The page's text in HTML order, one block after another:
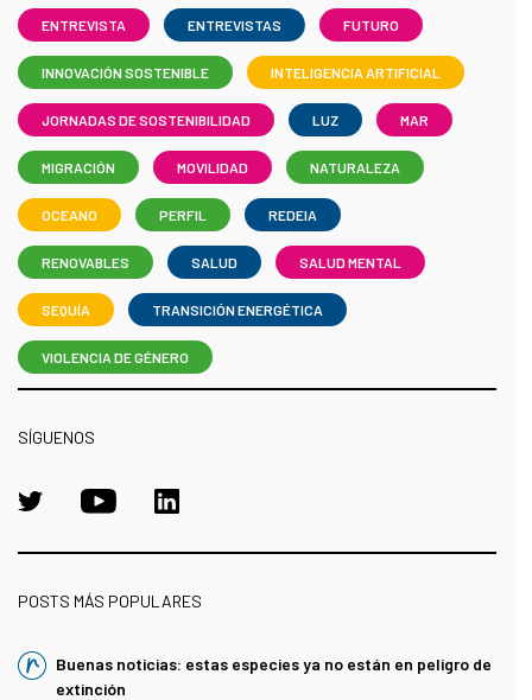
ENTREVISTA ENTREVISTAS FUTURO
INNOVACIÓN SOSTENIBLE INTELIGENCIA ARTIFICIAL
JORNADAS DE SOSTENIBILIDAD LUZ MAR
MIGRACIÓN MOVILIDAD NATURALEZA
OCEANO PERFIL REDEIA
RENOVABLES SALUD SALUD MENTAL
SEQUÍA TRANSICIÓN ENERGÉTICA
VIOLENCIA DE GÉNERO
SÍGUENOS
POSTS MÁS POPULARES
Buenas noticias: estas especies ya no están en peligro de
extinción